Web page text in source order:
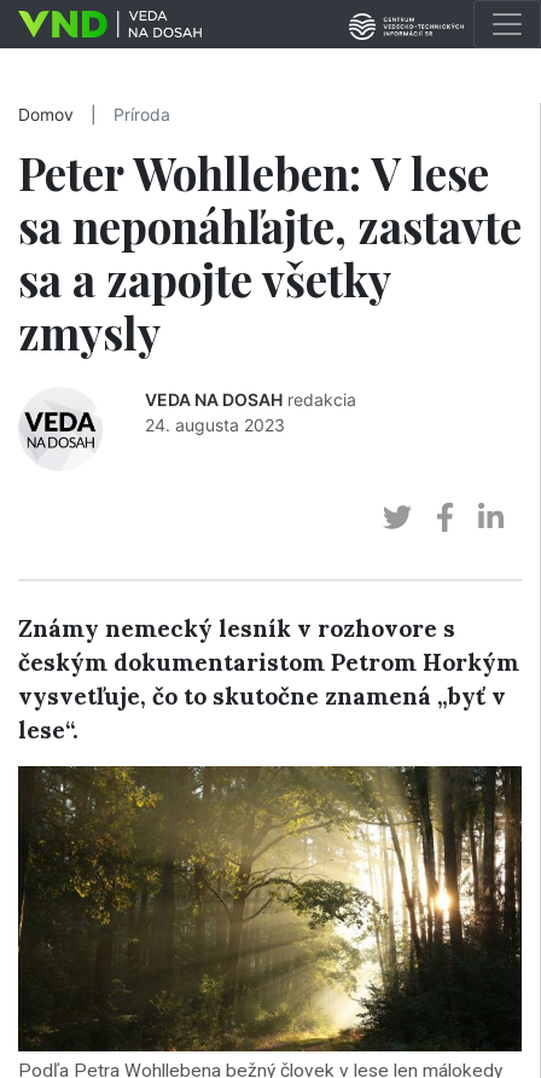
Domov Príroda
Peter Wohlleben: V lese
sa neponáhľajte, zastavte
sa a zapojte všetky
zmysly
VEDA NA DOSAH redakcia
24. augusta 2023
Známy nemecký lesník v rozhovore s
českým dokumentaristom Petrom Horkým
vysvetľuje, čo to skutočne znamená „byť v
lese“.
Podľa Petra Wohllebena bežný človek v lese len málokedy